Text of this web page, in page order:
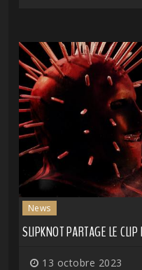
News
SLIPKNOT PARTAGE LE
13 octobre 2023